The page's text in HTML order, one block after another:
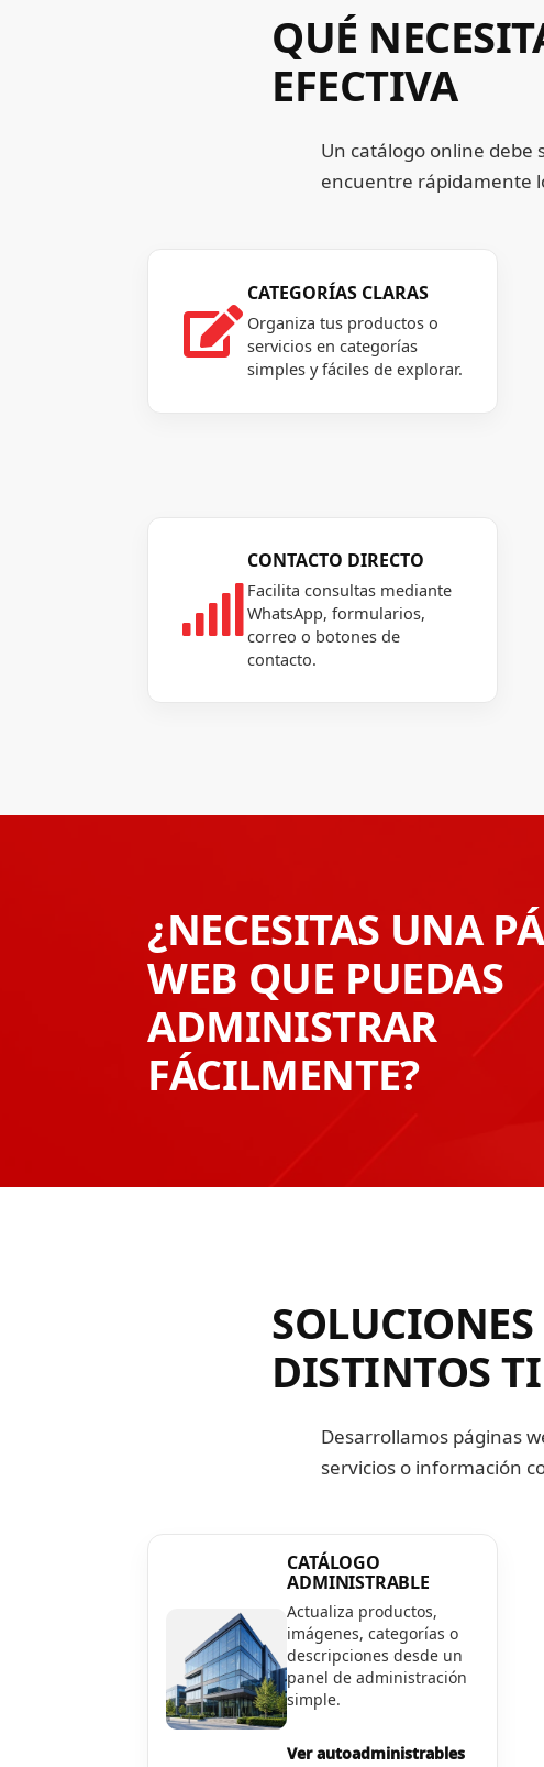
QUÉ
EFECTIVA
Un catálogo online debe
encuentre rápidamente

CATEGORÍAS CLARAS
Organiza tus productos o
servicios en categorías
simples y fáciles de explorar.

CONTACTO DIRECTO
Facilita consultas mediante
WhatsApp, formularios,
correo o botones de
contacto.
¿NECESITAS UNA
WEB QUE PUEDAS
ADMINISTRAR
FÁCILMENTE?
DISTINTOS
Desarrollamos páginas
servicios o información
CATÁLOGO
ADMINISTRABLE
Actualiza productos,
imágenes, categorías o
descripciones desde un
panel de administración
simple.
Ver autoadministrables